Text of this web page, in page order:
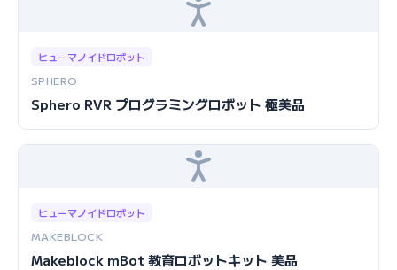
ヒューマノイドロボット
SPHERO
Sphero RVR プログラミングロボット 極美品
ヒューマノイドロボット
MAKEBLOCK
Makeblock mBot 教育ロボットキット 美品